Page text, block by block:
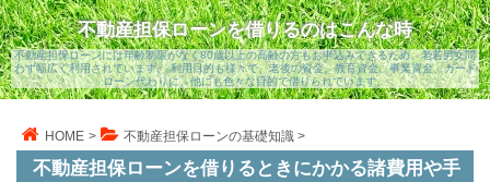
不動産担保ローンを借りるのはこんな時
不動産担保ローンには年齢制限がなく80歳以上の高齢の方もお申込みできるため、老若男女問
わず幅広く利用されています。 利用目的も様々で、老後の資金、教育資金、事業資金、カード
ローン代わりに、他にも色々な目的で借りられています。
HOME > 不動産担保ローンの基礎知識 >
不動産担保ローンを借りるときにかかる諸費用や手